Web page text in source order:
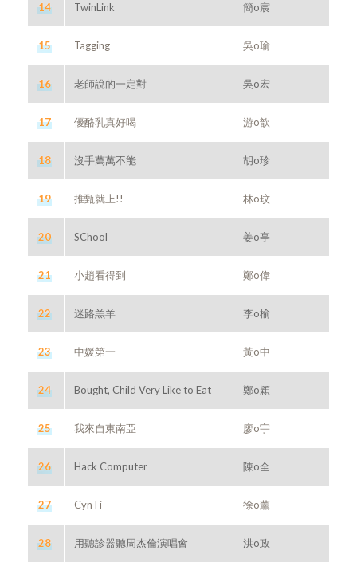
14 TwinLink 簡o宸
15 Tagging 吳o瑜
16 老師說的一定對 吳o宏
17 優酪乳真好喝 游o歆
18 沒手萬萬不能 胡o珍
19 推甄就上!! 林o玟
20 SChool 姜o亭
21 小趙看得到 鄭o偉
22 迷路羔羊 李o榆
23 中媛第一 黃o中
24 Bought, Child Very Like to Eat 鄭o穎
25 我來自東南亞 廖o宇
26 Hack Computer 陳o全
27 CynTi 徐o薰
28 用聽診器聽周杰倫演唱會 洪o政